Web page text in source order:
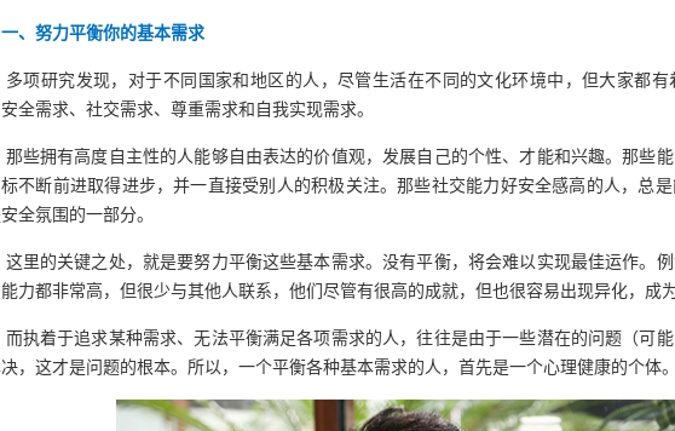
一、努力平衡你的基本需求
多项研究发现，对于不同国家和地区的人，尽管生活在不同的文化环境中，但大家都
全需求、社交需求、尊重需求和自我实现需求。
那些拥有高度自主性的人能够自由表达的价值观，发展自己的个性、才能和兴趣。那些
不断前进取得进步，并一直接受别人的积极关注。那些社交能力好安全感高的人，总
全氛围的一部分。
这里的关键之处，就是要努力平衡这些基本需求。没有平衡，将会难以实现最佳运作。
力都非常高，但很少与其他人联系，他们尽管有很高的成就，但也很容易出现异化，成
而执着于追求某种需求、无法平衡满足各项需求的人，往往是由于一些潜在的问题（可
，这才是问题的根本。所以，一个平衡各种基本需求的人，首先是一个心理健康的个体。